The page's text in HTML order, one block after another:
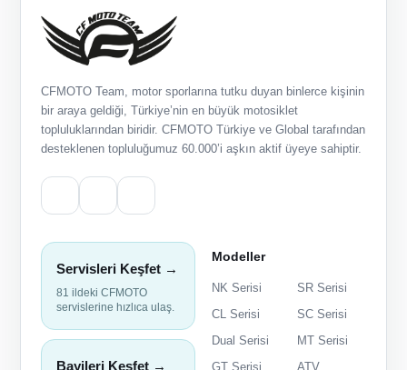
CFMOTO Team, motor sporlarına tutku duyan binlerce kişinin
bir araya geldiği, Türkiye’nin en büyük motosiklet
topluluklarından biridir. CFMOTO Türkiye ve Global tarafından
desteklenen topluluğumuz 60.000’i aşkın aktif üyeye sahiptir.
Servisleri Keşfet →
81 ildeki CFMOTO
servislerine hızlıca ulaş.
Bayileri Keşfet →
Modeller
NK Serisi
SR Serisi
CL Serisi
SC Serisi
Dual Serisi
MT Serisi
GT Serisi
ATV